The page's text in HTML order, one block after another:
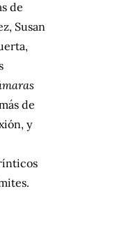
de
Susan
de
y